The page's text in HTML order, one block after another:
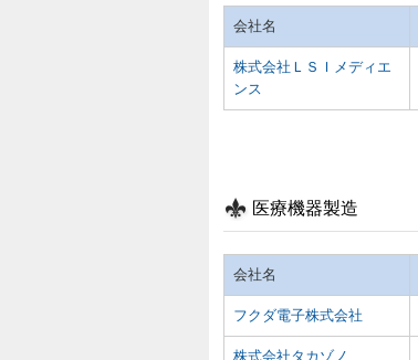
会社名
株式会社ＬＳＩメディエ
ンス
医療機器製造
会社名
フクダ電子株式会社
株式会社タカゾノ